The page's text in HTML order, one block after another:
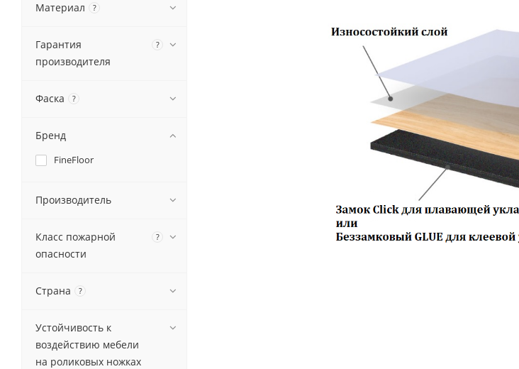
Материал ?
Гарантия
производителя
?
Фаска ?
Бренд
FineFloor
Производитель
Класс пожарной
опасности
?
Страна ?
Устойчивость к
воздействию мебели
на роликовых ножках